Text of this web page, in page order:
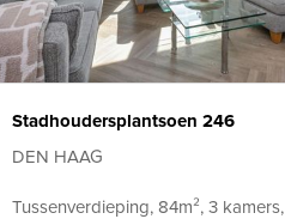
Stadhoudersplantsoen 246
DEN HAAG
Tussenverdieping, 84m², 3 kamers,